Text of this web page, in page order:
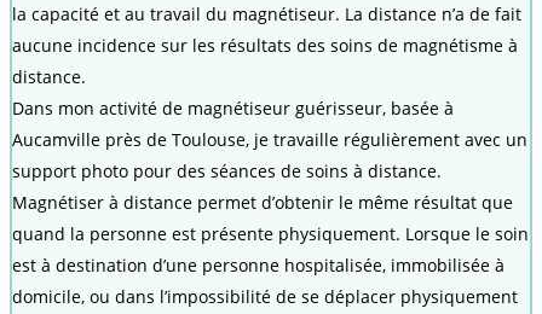
la capacité et au travail du magnétiseur. La distance n’a de fait
aucune incidence sur les résultats des soins de magnétisme à
distance.
Dans mon activité de magnétiseur guérisseur, basée à
Aucamville près de Toulouse, je travaille régulièrement avec un
support photo pour des séances de soins à distance.
Magnétiser à distance permet d’obtenir le même résultat que
quand la personne est présente physiquement. Lorsque le soin
est à destination d’une personne hospitalisée, immobilisée à
domicile, ou dans l’impossibilité de se déplacer physiquement